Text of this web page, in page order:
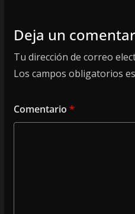
Deja un
Tu dirección de correo
Los campos obligatorios
Comentario *